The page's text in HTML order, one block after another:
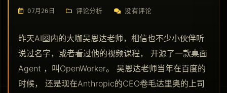
07月26日 评论分析 没有评论
昨天AI圈内的大咖吴恩达老师，相信也不少小伙伴听
说过名字，或者看过他的视频课程， 开源了一款桌面
Agent ，叫OpenWorker。 吴恩达老师当年在百度的
时候， 还是现在Anthropic的CEO卷毛达里奥的上司